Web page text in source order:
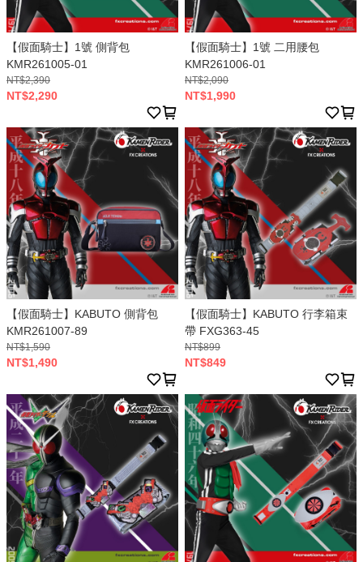
【假面騎士】1號 側背包
KMR261005-01
NT$2,390
NT$2,290
【假面騎士】1號 二用腰包
KMR261006-01
NT$2,090
NT$1,990
【假面騎士】KABUTO 側背包
KMR261007-89
NT$1,590
NT$1,490
【假面騎士】KABUTO 行李箱束
帶 FXG363-45
NT$899
NT$849